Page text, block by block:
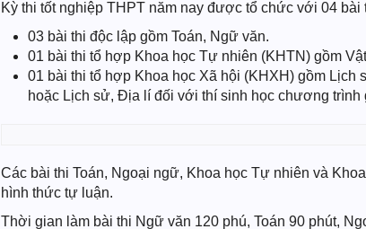
Kỳ thi tốt nghiệp THPT năm nay được tổ chức với 04 bài
03 bài thi độc lập gồm Toán, Ngữ văn.
01 bài thi tổ hợp Khoa học Tự nhiên (KHTN) gồm
01 bài thi tổ hợp Khoa học Xã hội (KHXH) gồm
hoặc Lịch sử, Địa lí đối với thí sinh học chương trình
Các bài thi Toán, Ngoại ngữ, Khoa học Tự nhiên và
hình thức tự luận.
Thời gian làm bài thi Ngữ văn 120 phú, Toán 90 phút,